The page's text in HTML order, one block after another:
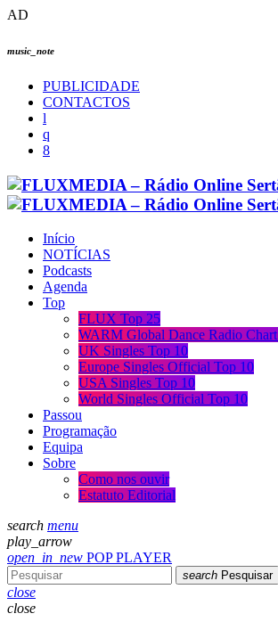
AD
music_note
PUBLICIDADE
CONTACTOS
Início
NOTÍCIAS
Podcasts
Agenda
Top
FLUX Top 25
WARM Global Dance Radio
UK Singles Top 10
Europe Singles Official Top 10
USA Singles Top 10
World Singles Official Top 10
Passou
Programação
Equipa
Sobre
Como nos ouvir
Estatuto Editorial
search menu
play_arrow
open_in_new POP PLAYER
search Pesquisar
close
close